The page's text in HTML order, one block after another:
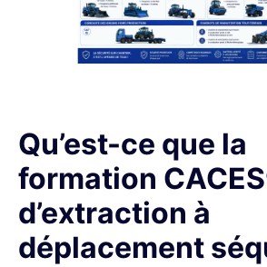
Qu’est-ce que la
formation
d’extraction à
déplacement